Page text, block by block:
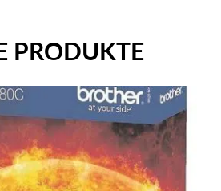
PRODUKTE